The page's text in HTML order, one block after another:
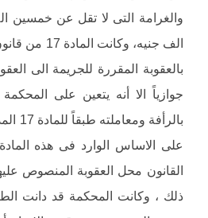
والغرامة التى لا تقل عن خمسين
الف جنيه،
بالعقوبة المقررة للجريمة الى
جوازياً الا أنه يتعين على
على الاساس الوارد فى هذه
القانون محل العقوبة المنصوص
ذلك ، وكانت المحكمة قد دانت